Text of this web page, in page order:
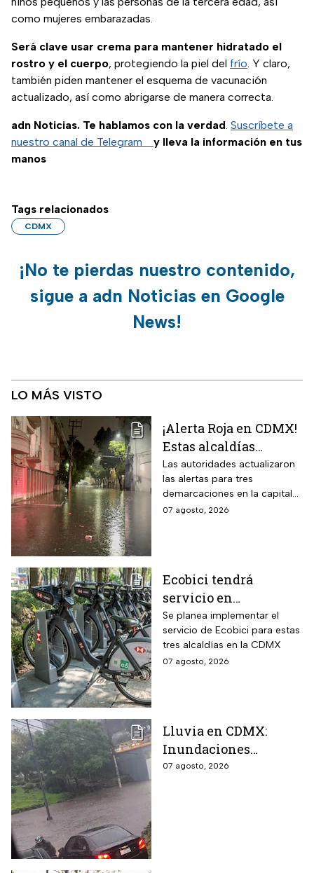
como mujeres embarazadas.
Será clave usar crema para mantener hidratado el
rostro y el cuerpo, protegiendo la piel del frío. Y claro,
también piden mantener el esquema de vacunación
actualizado, así como abrigarse de manera correcta.
adn Noticias. Te hablamos con la verdad. Suscríbete a
nuestro canal de Telegram y lleva la información en tus
manos
Tags relacionados
CDMX
¡No te pierdas nuestro contenido,
sigue a adn Noticias en Google
News!
LO MÁS VISTO
¡Alerta Roja en CDMX!
Estas alcaldías
registran lluvias
intensas e
inundaciones este
viernes 7 de agosto
Las autoridades actualizaron
las alertas para tres
demarcaciones en la capital
del país por las intensas
07 agosto, 2026
Ecobici tendrá
servicio en
Iztapalapa, Tlalpan e
Iztacalco; preparan
nuevas estaciones
Se planea implementar el
servicio de Ecobici para estas
tres alcaldías en la CDMX
07 agosto, 2026
Lluvia en CDMX:
Inundaciones
colapsan Periférico
07 agosto, 2026